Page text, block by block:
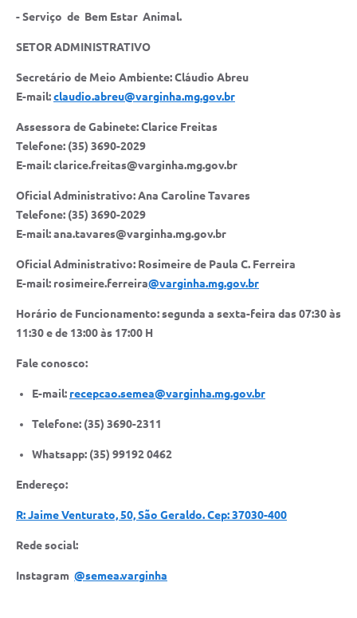
- Serviço de Bem Estar Animal.
SETOR ADMINISTRATIVO
Secretário de Meio Ambiente: Cláudio Abreu
E-mail:claudio.abreu@varginha.mg.gov.br
Assessora de Gabinete: Clarice Freitas
Telefone: (35) 3690-2029
E-mail: clarice.freitas@varginha.mg.gov.br
Oficial Administrativo: Ana Caroline Tavares
Telefone: (35) 3690-2029
E-mail: ana.tavares@varginha.mg.gov.br
Oficial Administrativo: Rosimeire de Paula C. Ferreira
E-mail: rosimeire.ferreira@varginha.mg.gov.br
Horário de Funcionamento: segunda a sexta-feira das 07:30 às
11:30 e de 13:00 às 17:00 H
Fale conosco:
E-mail: recepcao.semea@varginha.mg.gov.br
Telefone: (35) 3690-2311
Whatsapp: (35) 99192 0462
Endereço:
R: Jaime Venturato, 50, São Geraldo. Cep: 37030-400
Rede social:
Instagram @semea.varginha